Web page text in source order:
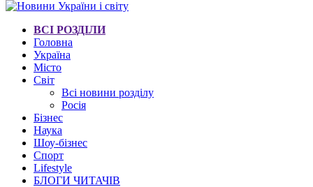
ВСІ РОЗДІЛИ
Головна
Україна
Місто
Світ
Всі новини розділу
Росія
Бізнес
Наука
Шоу-бізнес
Спорт
Lifestyle
БЛОГИ ЧИТАЧІВ